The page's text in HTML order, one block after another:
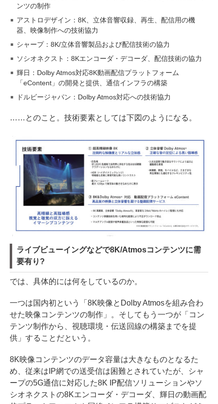
ンツの制作
アストロデザイン：8K、立体音響収録、再生、配信用の機
器、映像制作への技術協力
シャープ：8K/立体音響製品および配信技術の協力
ソシオネクスト：8Kエンコーダ・デコーダ、配信技術の協力
輝日：Dolby Atmos対応8K動画配信プラットフォーム
「eContent」の開発と提供、通信インフラの構築
ドルビージャパン：Dolby Atmos対応への技術協力
……とのこと。技術要素としては下図のようになる。
ライブビューイングなどで8K/Atmosコンテンツに需
要有り?
では、具体的には何をしているのか。
一つは国内初という「8K映像とDolby Atmosを組み合わ
せた映像コンテンツの制作」。そしてもう一つが「コン
テンツ制作から、視聴環境・伝送回線の構築までを提
供」することだという。
8K映像コンテンツのデータ容量は大きなものとなるた
め、従来はIP網での送受信は困難とされていたが、シャ
ープの5G通信に対応した8K IP配信ソリューションやソ
シオネクストの8Kエンコーダ・デコーダ、輝日の動画配